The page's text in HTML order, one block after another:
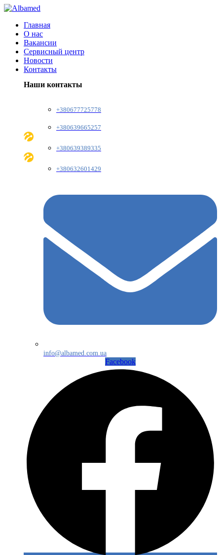
Главная
О нас
Вакансии
Сервисный центр
Новости
Контакты
Наши контакты
+380677725778
+380639665257
+380639389335
+380632601429
info@albamed.com.ua
Facebook